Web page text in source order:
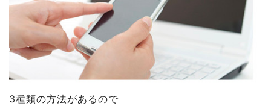
3種類の方法があるので